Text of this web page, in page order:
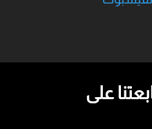
على